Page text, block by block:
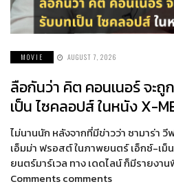
MOVIE AUGUST 7, 2026
ลือกันว่า คิต คอนเนอร์ จะถู
เป็น ไซคลอปส์ ในหนัง X-
ไม่นานนัก หลังจากที่มีข่าวว่า ซามาร่า
เอ็มม่า ฟรอสต์ ในภาพยนตร์ เอ็กซ์-เม็
ยนตร์มาร์เวล ทาง เดดไลน์ ก็มีรายงา
Comments comments